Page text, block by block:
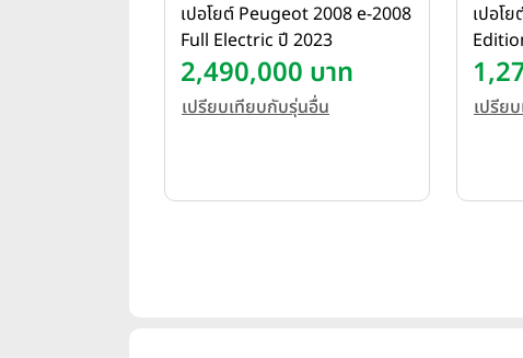
เปอโยต์ Peugeot 2008 e-2008
Full Electric ปี 2023
2,490,000 บาท
เปรียบเทียบกับรุ่นอื่น
เปอโ
เปรีย